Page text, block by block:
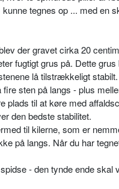
tegnes op ... med en
der gravet cirka 20
fugtigt grus på. Dette
lå tilstrækkeligt stabilt.
sten på langs - plus
til at køre med
den bedste stabilitet.
til kilerne, som er
på langs. Når du har
- den tynde ende